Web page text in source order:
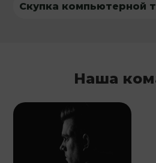
Скупка компьютерной
Наша